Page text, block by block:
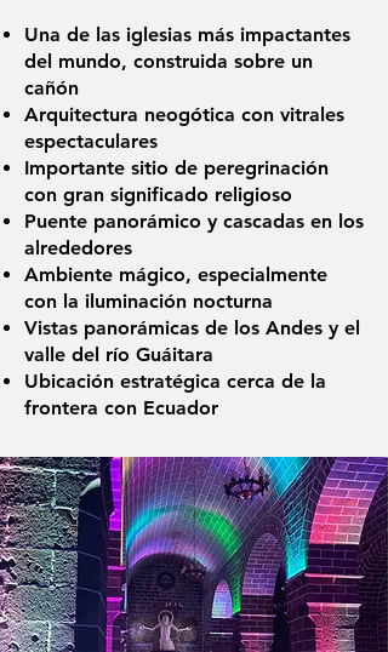
Una de las iglesias más impactantes
del mundo, construida sobre un
cañón
Arquitectura neogótica con vitrales
espectaculares
Importante sitio de peregrinación
con gran significado religioso
Puente panorámico y cascadas en los
alrededores
Ambiente mágico, especialmente
con la iluminación nocturna
Vistas panorámicas de los Andes y el
valle del río Guáitara
Ubicación estratégica cerca de la
frontera con Ecuador